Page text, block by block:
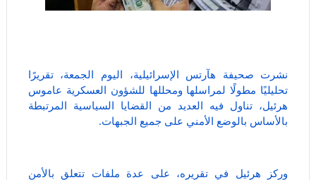
نشرت صحيفة هآرتس الإسرائيلية، اليوم الجمعة، تقريرًا
تحليليًا مطولًا لمراسلها ومحللها للشؤون العسكرية عاموس
هرئيل، تناول فيه العديد من القضايا السياسية المرتبطة
بالأساس بالوضع الأمني على جميع الجبهات.
وركز هرئيل في تقريره، على عدة ملفات تتعلق بالأمن